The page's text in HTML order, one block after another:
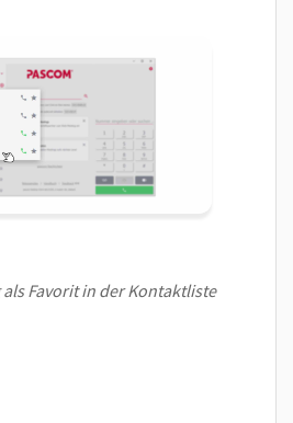
Favorit in der Kontaktliste